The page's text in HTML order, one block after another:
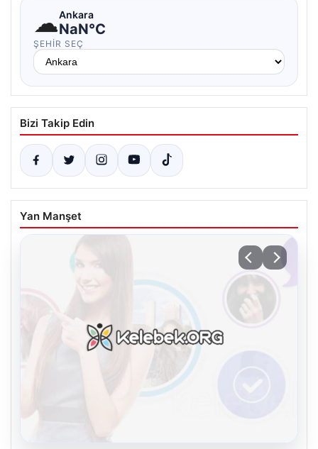
☁Ankara
NaN°C
ŞEHIR SEÇ
Bizi Takip Edin
Yan Manşet